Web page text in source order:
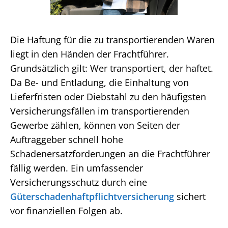
Die Haftung für die zu transportierenden Waren
liegt in den Händen der Frachtführer.
Grundsätzlich gilt: Wer transportiert, der haftet.
Da Be- und Entladung, die Einhaltung von
Lieferfristen oder Diebstahl zu den häufigsten
Versicherungsfällen im transportierenden
Gewerbe zählen, können von Seiten der
Auftraggeber schnell hohe
Schadenersatzforderungen an die Frachtführer
fällig werden. Ein umfassender
Versicherungsschutz durch eine
Güterschadenhaftpflichtversicherung sichert
vor finanziellen Folgen ab.